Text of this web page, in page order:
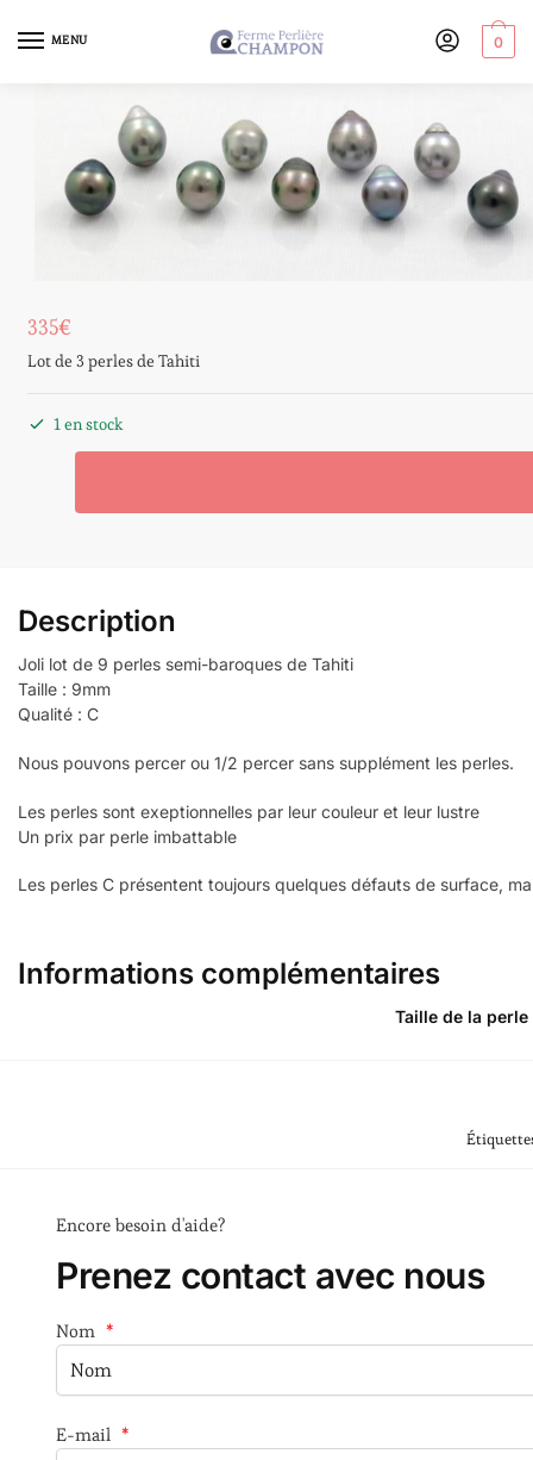
MENU 0
335€
Lot de 3 perles de Tahiti
1 en stock
Description
Joli lot de 9 perles semi-baroques de Tahiti
Taille : 9mm
Qualité : C
Nous pouvons percer ou 1/2 percer sans supplément les perles.
Les perles sont exeptionnelles par leur couleur et leur lustre
Un prix par perle imbattable
Les perles C présentent toujours quelques défauts de surface,
Informations complémentaires
Taille de la perle
Encore besoin d'aide?
Prenez contact avec nous
Nom *
E-mail *